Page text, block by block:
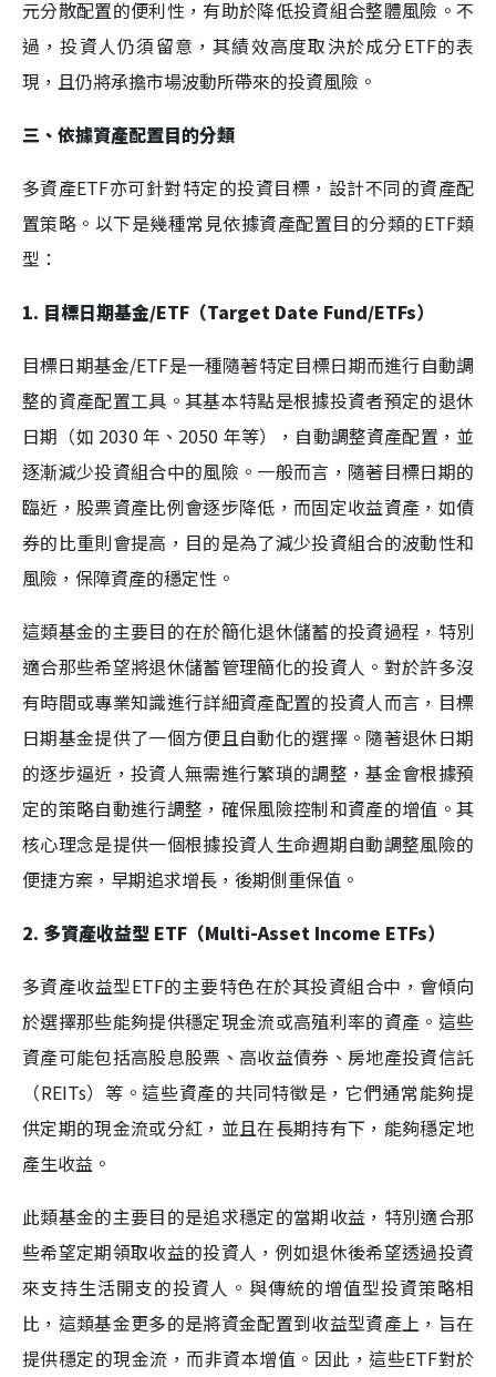
元分散配置的便利性，有助於降低投資組合整體風險。不
過，投資人仍須留意，其績效高度取決於成分ETF的表
現，且仍將承擔市場波動所帶來的投資風險。
三、依據資產配置目的分類
多資產ETF亦可針對特定的投資目標，設計不同的資產配
置策略。以下是幾種常見依據資產配置目的分類的ETF類
型：
1. 目標日期基金/ETF（Target Date Fund/ETFs）
目標日期基金/ETF是一種隨著特定目標日期而進行自動調
整的資產配置工具。其基本特點是根據投資者預定的退休
日期（如 2030 年、2050 年等），自動調整資產配置，並
逐漸減少投資組合中的風險。一般而言，隨著目標日期的
臨近，股票資產比例會逐步降低，而固定收益資產，如債
券的比重則會提高，目的是為了減少投資組合的波動性和
風險，保障資產的穩定性。
這類基金的主要目的在於簡化退休儲蓄的投資過程，特別
適合那些希望將退休儲蓄管理簡化的投資人。對於許多沒
有時間或專業知識進行詳細資產配置的投資人而言，目標
日期基金提供了一個方便且自動化的選擇。隨著退休日期
的逐步逼近，投資人無需進行繁瑣的調整，基金會根據預
定的策略自動進行調整，確保風險控制和資產的增值。其
核心理念是提供一個根據投資人生命週期自動調整風險的
便捷方案，早期追求增長，後期側重保值。
2. 多資產收益型 ETF（Multi-Asset Income ETFs）
多資產收益型ETF的主要特色在於其投資組合中，會傾向
於選擇那些能夠提供穩定現金流或高殖利率的資產。這些
資產可能包括高股息股票、高收益債券、房地產投資信託
（REITs）等。這些資產的共同特徵是，它們通常能夠提
供定期的現金流或分紅，並且在長期持有下，能夠穩定地
產生收益。
此類基金的主要目的是追求穩定的當期收益，特別適合那
些希望定期領取收益的投資人，例如退休後希望透過投資
來支持生活開支的投資人。與傳統的增值型投資策略相
比，這類基金更多的是將資金配置到收益型資產上，旨在
提供穩定的現金流，而非資本增值。因此，這些ETF對於